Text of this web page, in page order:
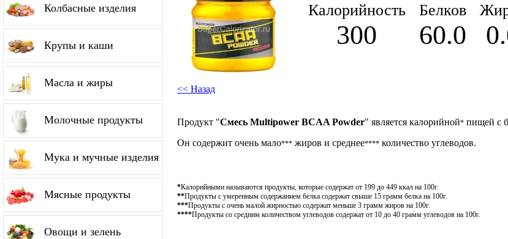
Колбасные изделия
Крупы и каши
Масла и жиры
Молочные продукты
Мука и мучные изделия
Мясные продукты
Овощи и зелень
Калорийность
300
Белков
60.0
<< Назад
Продукт "Смесь Multipower BCAA Powder" является калорийной*пищей с
Он содержит очень мало***жиров и среднее****количество углеводов.
*Калорийными называются продукты, которые содержат от 199 до 449 ккал на 100г.
**Продукты с умеренным содержанием белка содержат свыше 15 грамм белка на 100г.
***Продукты с очень малой жирностью содержат меньше 3 грамм жиров на 100г.
****Продукты со средним количеством углеводов содержат от 10 до 40 грамм углеводов на 100г.